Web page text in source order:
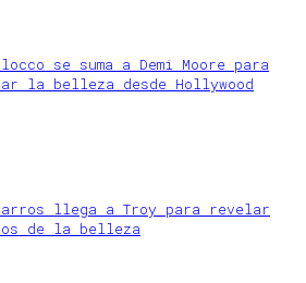
se suma a Demi Moore para
la belleza desde Hollywood
llega a Troy para revelar
de la belleza